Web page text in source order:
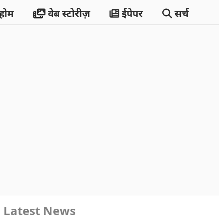
वेब स्टोरीज़ ईपेपर सर्च
Latest News